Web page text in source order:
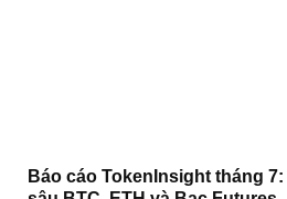
Báo cáo TokenInsight tháng